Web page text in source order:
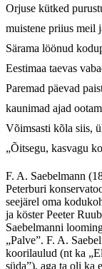
Orjuse kütked
muistene priius meil
Särama löönud
Eestimaa taevas
Paremad päevad
kaunimad ajad
Võimsasti kõla siis,
„Õitsegu, kasvagu
F. A. Saebelmann
Peterburi
seejärel oma
ja köster Peeter
Saebelmanni
„Palve”. F. A.
koorilaulud (nt ka
süda”), aga ta oli ka